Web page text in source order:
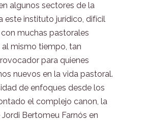
algunos sectores de la
este instituto jurídico, difícil
muchas pastorales
al mismo tiempo, tan
para quienes
nuevos en la vida pastoral.
de enfoques desde los
el complejo canon, la
Bertomeu Farnós en